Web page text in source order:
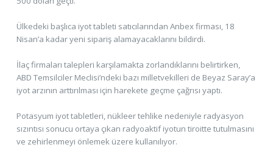
Ülkedeki başlıca iyot tableti satıcılarından Anbex firması, 18
Nisan’a kadar yeni sipariş alamayacaklarını bildirdi.
İlaç firmaları talepleri karşılamakta zorlandıklarını belirtirken,
ABD Temsilciler Meclisi’ndeki bazı milletvekilleri de Beyaz Saray’a
iyot arzının arttırılması için harekete geçme çağrısı yaptı.
Potasyum iyot tabletleri, nükleer tehlike nedeniyle radyasyon
sızıntısı sonucu ortaya çıkan radyoaktif iyotun tiroitte tutulmasını
ve zehirlenmeyi önlemek üzere kullanılıyor.